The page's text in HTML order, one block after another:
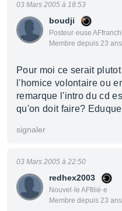
boudji
Posteur·euse
Membre depuis 23 ans
03 Mars 2005 à 18:53
Pour moi ce serait
l'homice volontaire ou
remarque l'intro du cd
qu'on doit faire?
signaler
redhex2003
Nouvel·le AFfilié·e
Membre depuis 23 ans
03 Mars 2005 à 22:50